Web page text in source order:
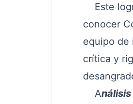
Este
conocer
equipo de
crítica y
A